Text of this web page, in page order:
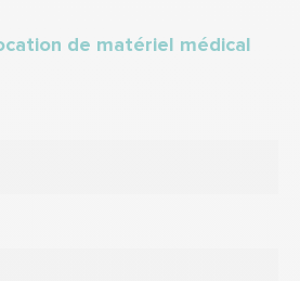
de matériel médical